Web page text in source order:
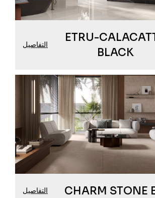
ETRU-
BLACK
التفاصيل
CHARM STONE التفاصيل